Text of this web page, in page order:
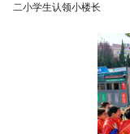
二小学生认领小楼长